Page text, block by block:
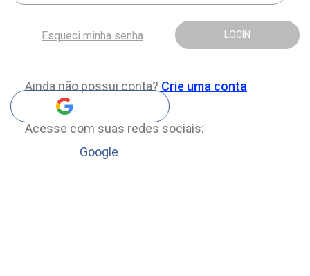
LOGIN
Esqueci minha senha
Ainda não possui conta? Crie uma conta
Acesse com suas redes sociais:
Google